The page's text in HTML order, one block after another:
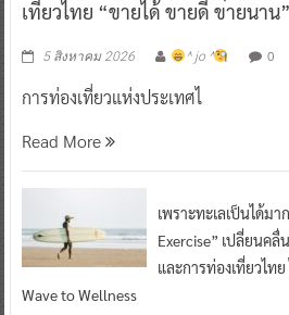
เที่ยวไทย “ขายได้ ขายดี ขายนาน”
5 สิงหาคม 2026 ^ jo ^ 0
การท่องเที่ยวแห่งประเทศไ
Read More
เพราะทะเลเป็นได้ม
Exercise” เปลี่ยนคลื่
และการท่องเที่ยวไท
Wave to Wellness